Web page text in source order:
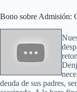
Bono sobre Admisión:
deuda de sus padres,